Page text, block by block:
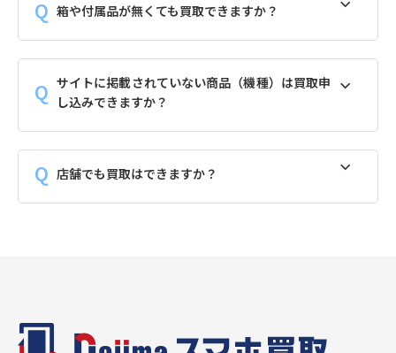
箱や付属品が無くても買取できますか？
サイトに掲載されていない商品（機種）は買取申
し込みできますか？
店舗でも買取はできますか？